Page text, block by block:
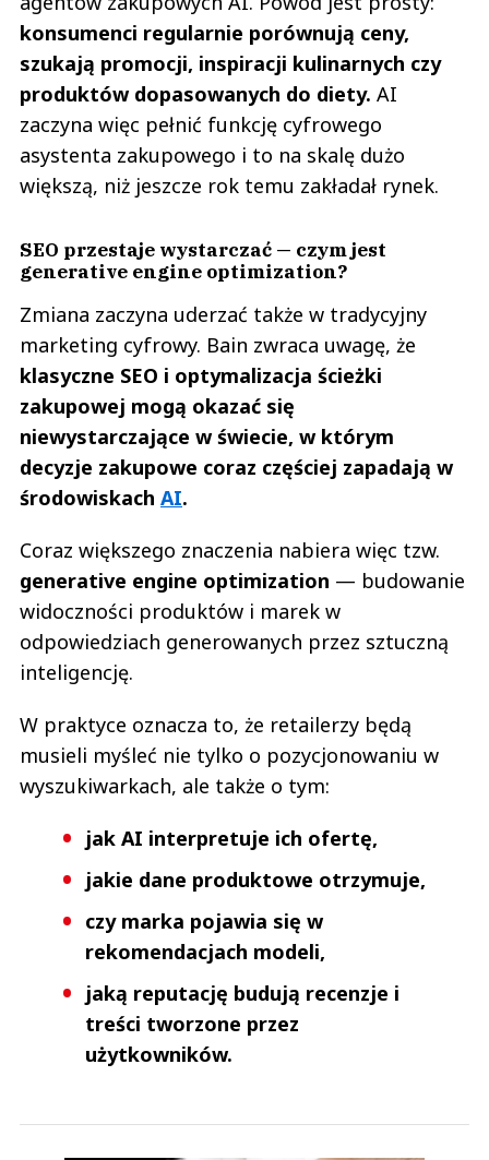
konsumenci regularnie porównują ceny,
szukają promocji, inspiracji kulinarnych czy
produktów dopasowanych do diety. AI
zaczyna więc pełnić funkcję cyfrowego
asystenta zakupowego i to na skalę dużo
większą, niż jeszcze rok temu zakładał rynek.
SEO przestaje wystarczać — czym jest
generative engine optimization?
Zmiana zaczyna uderzać także w tradycyjny
marketing cyfrowy. Bain zwraca uwagę, że
klasyczne SEO i optymalizacja ścieżki
zakupowej mogą okazać się
niewystarczające w świecie, w którym
decyzje zakupowe coraz częściej zapadają w
środowiskach AI.
Coraz większego znaczenia nabiera więc tzw.
generative engine optimization — budowanie
widoczności produktów i marek w
odpowiedziach generowanych przez sztuczną
inteligencję.
W praktyce oznacza to, że retailerzy będą
musieli myśleć nie tylko o pozycjonowaniu w
wyszukiwarkach, ale także o tym:
jak AI interpretuje ich ofertę,
jakie dane produktowe otrzymuje,
czy marka pojawia się w
rekomendacjach modeli,
jaką reputację budują recenzje i
treści tworzone przez
użytkowników.